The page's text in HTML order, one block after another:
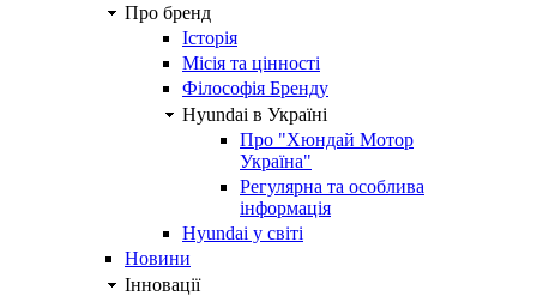
Про бренд
Історія
Місія та цінності
Філософія Бренду
Hyundai в Україні
Про "Хюндай Мотор
Україна"
Регулярна та особлива
інформація
Hyundai у світі
Новини
Інновації